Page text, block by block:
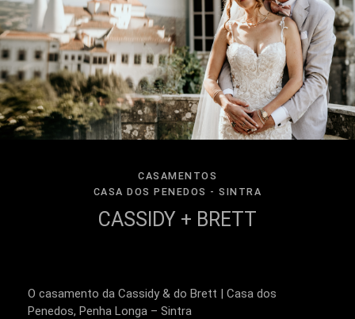
CASAMENTOS
CASA DOS PENEDOS - SINTRA
CASSIDY + BRETT
O casamento da Cassidy & do Brett | Casa dos
Penedos, Penha Longa – Sintra